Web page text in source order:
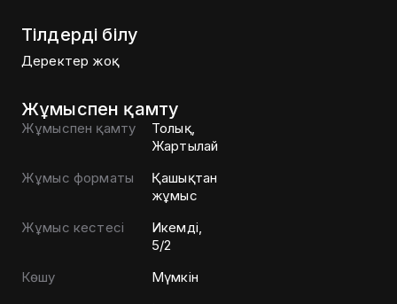
Тілдерді білу
Деректер жоқ
Жұмыспен қамту
Жұмыспен қамту
Толық,
Жартылай
Жұмыс форматы
Қашықтан
жұмыс
Жұмыс кестесі
Икемді,
5/2
Көшу
Мүмкін